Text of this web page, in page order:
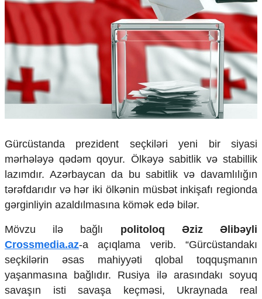
Asiya
Afrika
Çarpaz baxış
Siyasi
Geosiyasi
İqtisadi
Multimedia
Foto
Video
İnfoqrafika
Podcast
Humanitar
Elm və təhsil
Mədəniyyət
Diaspor
Yüksəliş hekayəsi
Gürcüstanda prezident seçkiləri yeni bir siyasi
mərhələyə qədəm qoyur. Ölkəyə sabitlik və stabillik
lazımdır. Azərbaycan da bu sabitlik və davamlılığın
tərəfdarıdır və hər iki ölkənin müsbət inkişafı regionda
gərginliyin azaldılmasına kömək edə bilər.
Mövzu ilə bağlı politoloq Əziz Əlibəyli
Crossmedia.az-a açıqlama verib. “Gürcüstandakı
seçkilərin əsas mahiyyəti qlobal toqquşmanın
yaşanmasına bağlıdır. Rusiya ilə arasındakı soyuq
savaşın isti savaşa keçməsi, Ukraynada real